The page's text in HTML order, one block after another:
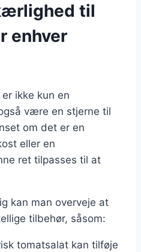
til
enhver
ikke kun en
være en stjerne til
om det er en
eller en
ret tilpasses til at
kan man overveje at
tilbehør, såsom:
tomatsalat kan tilføje